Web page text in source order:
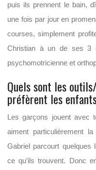
puis ils prennent le bain,
une fois par jour en
courses, simplement
Christian à un de ses 3
psychomotricienne et
Quels sont les
préfèrent les
Les garçons jouent avec
aiment particulièrement
Gabriel parcourt quelques
ce qu’ils trouvent. Donc